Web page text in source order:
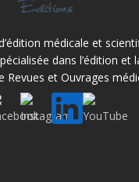
médicale et
dans l’édition et
Revues et Ouvrages